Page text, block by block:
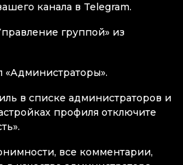
канала в Telegram.
группой» из
«Администраторы».
в списке администраторов и
профиля отключите
все комментарии,